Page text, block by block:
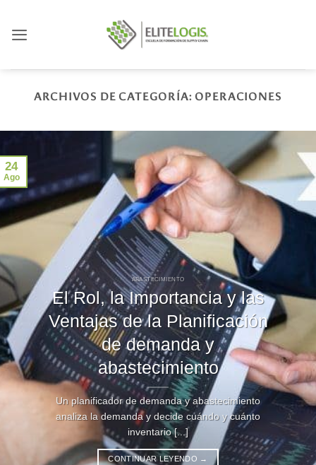
contenido
ARCHIVOS DE CATEGORÍA: OPERACIONES
ABASTECIMIENTO
El Rol, la Importancia y las
Ventajas de la Planificación
de demanda y
abastecimiento
Un planificador de demanda y abastecimiento
analiza la demanda y decide cuándo y cuánto
inventario [...]
CONTINUAR LEYENDO →
24
Ago